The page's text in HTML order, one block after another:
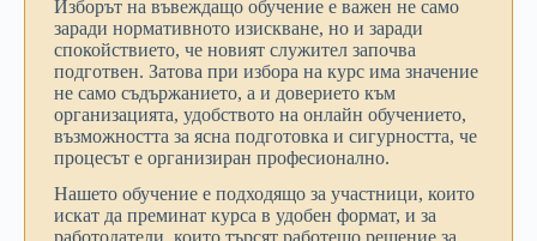
Изборът на въвеждащо обучение е важен не само
заради нормативното изискване, но и заради
спокойствието, че новият служител започва
подготвен. Затова при избора на курс има значение
не само съдържанието, а и доверието към
организацията, удобството на онлайн обучението,
възможността за ясна подготовка и сигурността, че
процесът е организиран професионално.
Нашето обучение е подходящо за участници, които
искат да преминат курса в удобен формат, и за